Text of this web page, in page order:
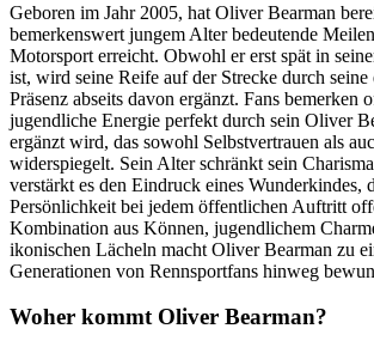
Geboren im Jahr 2005, hat Oliver Bearman
bemerkenswert jungem Alter bedeutende
Motorsport erreicht. Obwohl er erst spät in
ist, wird seine Reife auf der Strecke durch seine
Präsenz abseits davon ergänzt. Fans bemerken
jugendliche Energie perfekt durch sein Oliver
ergänzt wird, das sowohl Selbstvertrauen als
widerspiegelt. Sein Alter schränkt sein
verstärkt es den Eindruck eines Wunderkindes,
Persönlichkeit bei jedem öffentlichen Auftritt
Kombination aus Können, jugendlichem
ikonischen Lächeln macht Oliver Bearman zu
Generationen von Rennsportfans hinweg
Woher kommt Oliver Bearman?